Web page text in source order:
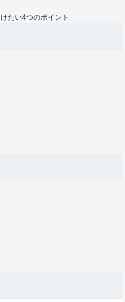
たい4つのポイント